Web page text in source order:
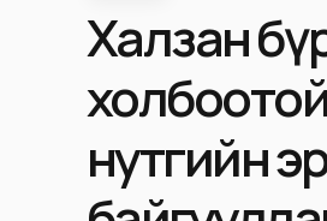
Халзан
нутгийн